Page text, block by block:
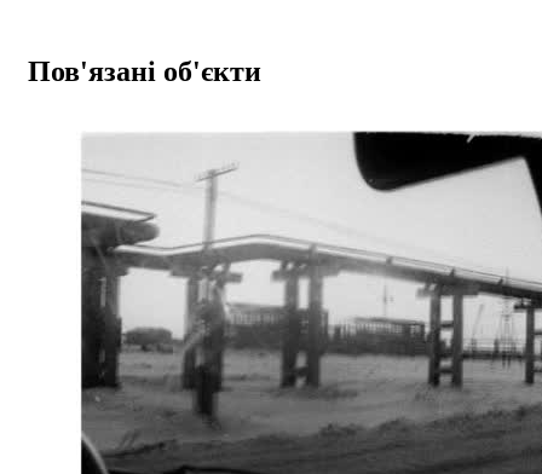
Пов'язані об'єкти